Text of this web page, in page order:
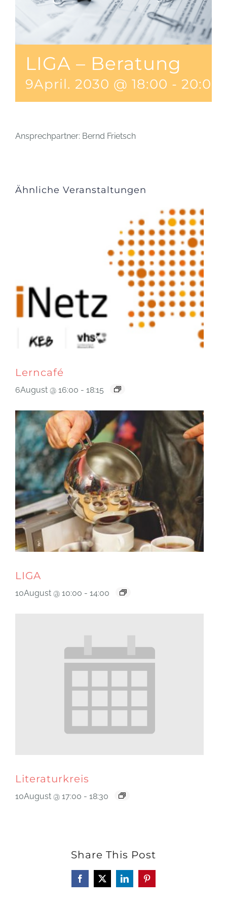
LIGA – Beratung
9April. 2030 @ 18:00 - 20:00
Ansprechpartner: Bernd Frietsch
Ähnliche Veranstaltungen
Lerncafé
6August @ 16:00 - 18:15
LIGA
10August @ 10:00 - 14:00
Literaturkreis
10August @ 17:00 - 18:30
Share This Post
Facebook
X LinkedInPinterest